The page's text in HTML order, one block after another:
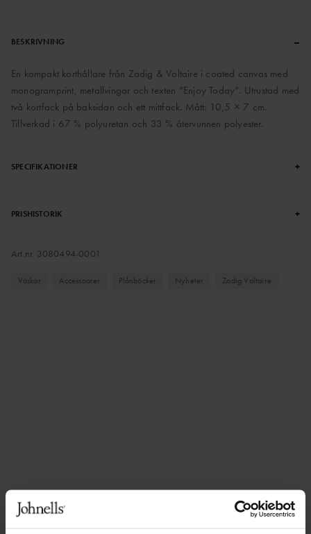
BESKRIVNING –
En kompakt korthållare från Zadig & Voltaire i coated canvas med
monogramprint, metallvingar och texten “Enjoy Today”. Utrustad med
två kortfack på baksidan och ett mittfack. Mått: 10,5 × 7 cm.
Tillverkad i 67 % polyuretan och 33 % återvunnen polyester.
SPECIFIKATIONER +
PRISHISTORIK +
Art.nr. 3080494-0001
Väskor Accessoarer Plånböcker Nyheter Zadig Voltaire